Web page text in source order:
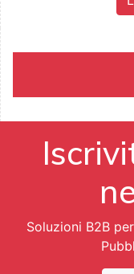
Soluzioni B2B